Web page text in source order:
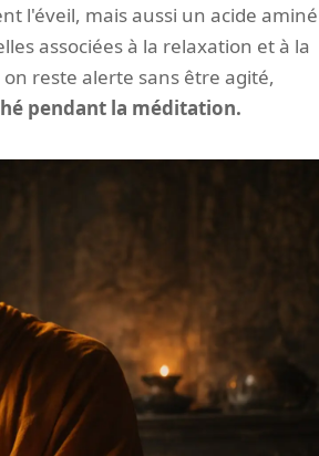
l'éveil, mais aussi un acide aminé
associées à la relaxation et à la
reste alerte sans être agité,
pendant la méditation.